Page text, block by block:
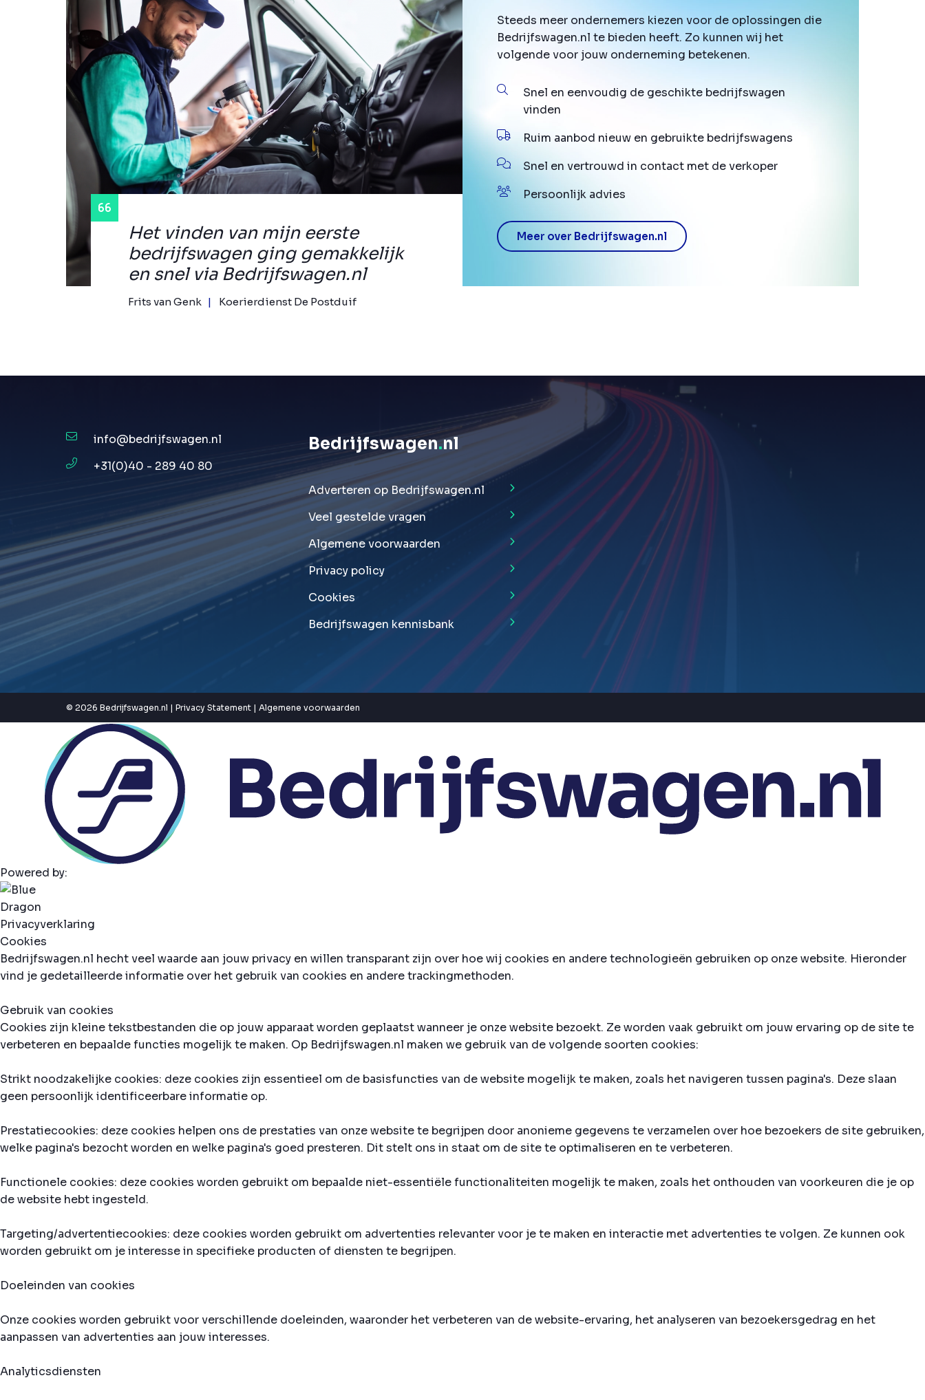
Het vinden van mijn eerste
bedrijfswagen ging gemakkelijk
en snel via Bedrijfswagen.nl
Frits van Genk Koerierdienst De Postduif
Steeds meer ondernemers kiezen voor de oplossingen die
Bedrijfswagen.nl te bieden heeft. Zo kunnen wij het
volgende voor jouw onderneming betekenen.
Snel en eenvoudig de geschikte bedrijfswagen
vinden
Ruim aanbod nieuw en gebruikte bedrijfswagens
Snel en vertrouwd in contact met de verkoper
Persoonlijk advies
Meer over Bedrijfswagen.nl
info@bedrijfswagen.nl
+31(0)40 - 289 40 80
Bedrijfswagen.nl
Adverteren op Bedrijfswagen.nl
Veel gestelde vragen
Algemene voorwaarden
Privacy policy
Cookies
Bedrijfswagen kennisbank
© 2026 Bedrijfswagen.nl | Privacy Statement | Algemene voorwaarden
Powered by:
Privacyverklaring
Cookies
Bedrijfswagen.nl hecht veel waarde aan jouw privacy en willen transparant zijn over hoe wij cookies en andere technologieën gebruiken op onze website. Hieronder
vind je gedetailleerde informatie over het gebruik van cookies en andere trackingmethoden.
Gebruik van cookies
Cookies zijn kleine tekstbestanden die op jouw apparaat worden geplaatst wanneer je onze website bezoekt. Ze worden vaak gebruikt om jouw ervaring op de site te
verbeteren en bepaalde functies mogelijk te maken. Op Bedrijfswagen.nl maken we gebruik van de volgende soorten cookies:
Strikt noodzakelijke cookies: deze cookies zijn essentieel om de basisfuncties van de website mogelijk te maken, zoals het navigeren tussen pagina's. Deze slaan
geen persoonlijk identificeerbare informatie op.
Prestatiecookies: deze cookies helpen ons de prestaties van onze website te begrijpen door anonieme gegevens te verzamelen over hoe bezoekers de site gebruiken,
welke pagina's bezocht worden en welke pagina's goed presteren. Dit stelt ons in staat om de site te optimaliseren en te verbeteren.
Functionele cookies: deze cookies worden gebruikt om bepaalde niet-essentiële functionaliteiten mogelijk te maken, zoals het onthouden van voorkeuren die je op
de website hebt ingesteld.
Targeting/advertentiecookies: deze cookies worden gebruikt om advertenties relevanter voor je te maken en interactie met advertenties te volgen. Ze kunnen ook
worden gebruikt om je interesse in specifieke producten of diensten te begrijpen.
Doeleinden van cookies
Onze cookies worden gebruikt voor verschillende doeleinden, waaronder het verbeteren van de website-ervaring, het analyseren van bezoekersgedrag en het
aanpassen van advertenties aan jouw interesses.
Analyticsdiensten